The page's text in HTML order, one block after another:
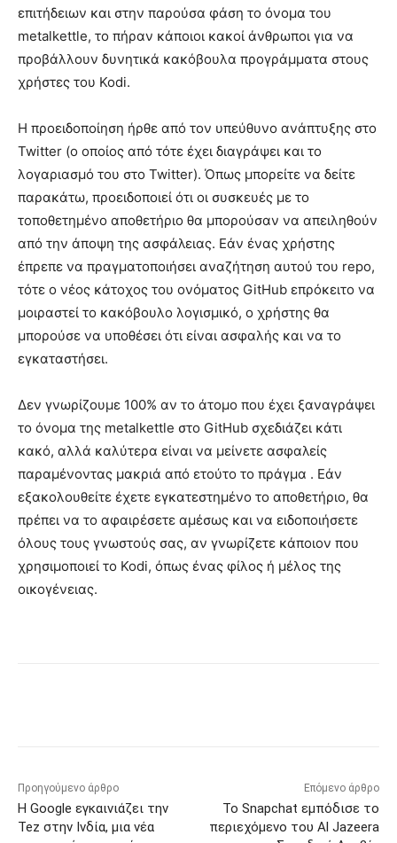
επιτήδειων και στην παρούσα φάση το όνομα του
metalkettle, το πήραν κάποιοι κακοί άνθρωποι για να
προβάλλουν δυνητικά κακόβουλα προγράμματα στους
χρήστες του Kodi.
Η προειδοποίηση ήρθε από τον υπεύθυνο ανάπτυξης στο
Twitter (ο οποίος από τότε έχει διαγράψει και το
λογαριασμό του στο Twitter). Όπως μπορείτε να δείτε
παρακάτω, προειδοποιεί ότι οι συσκευές με το
τοποθετημένο αποθετήριο θα μπορούσαν να απειληθούν
από την άποψη της ασφάλειας. Εάν ένας χρήστης
έπρεπε να πραγματοποιήσει αναζήτηση αυτού του repo,
τότε ο νέος κάτοχος του ονόματος GitHub επρόκειτο να
μοιραστεί το κακόβουλο λογισμικό, ο χρήστης θα
μπορούσε να υποθέσει ότι είναι ασφαλής και να το
εγκαταστήσει.
Δεν γνωρίζουμε 100% αν το άτομο που έχει ξαναγράψει
το όνομα της metalkettle στο GitHub σχεδιάζει κάτι
κακό, αλλά καλύτερα είναι να μείνετε ασφαλείς
παραμένοντας μακριά από ετούτο το πράγμα . Εάν
εξακολουθείτε έχετε εγκατεστημένο το αποθετήριο, θα
πρέπει να το αφαιρέσετε αμέσως και να ειδοποιήσετε
όλους τους γνωστούς σας, αν γνωρίζετε κάποιον που
χρησιμοποιεί το Kodi, όπως ένας φίλος ή μέλος της
οικογένειας.
Προηγούμενο άρθρο
Η Google εγκαινιάζει την
Tez στην Ινδία, μια νέα
Επόμενο άρθρο
Το Snapchat εμπόδισε το
περιεχόμενο του Al Jazeera